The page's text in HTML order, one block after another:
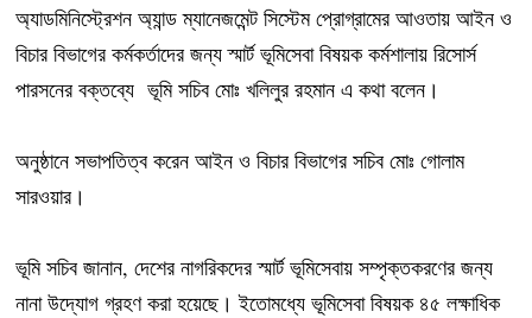
অ্যাডমিনিস্ট্রেশন অ্যান্ড ম্যানেজমেন্ট সিস্টেম প্রোগ্রামের আওতায় আইন ও
বিচার বিভাগের কর্মকর্তাদের জন্য স্মার্ট ভূমিসেবা বিষয়ক কর্মশালায় রিসোর্স
পারসনের বক্তব্যে ভূমি সচিব মোঃ খলিলুর রহমান এ কথা বলেন।
অনুষ্ঠানে সভাপতিত্ব করেন আইন ও বিচার বিভাগের সচিব মোঃ গোলাম
সারওয়ার।
ভূমি সচিব জানান, দেশের নাগরিকদের স্মার্ট ভূমিসেবায় সম্পৃক্তকরণের জন্য
নানা উদ্যোগ গ্রহণ করা হয়েছে। ইতোমধ্যে ভূমিসেবা বিষয়ক ৪৫ লক্ষাধিক